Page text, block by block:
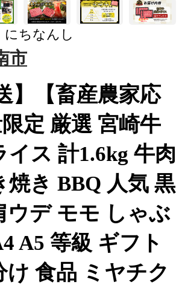
ちなんし
市
】【畜産農家応
定 厳選 宮崎牛
イス 計1.6kg 牛肉
焼き BBQ 人気 黒
ウデ モモ しゃぶ
A5 等級 ギフト
け 食品 ミヤチク